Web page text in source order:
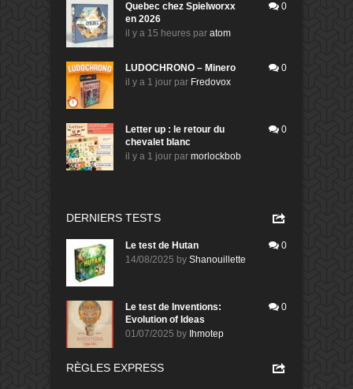
Quebec chez Spielworxx
en 2026
il y a 15 heures par atom
0
LUDOCHRONO – Minero
il y a 1 jour par Fredovox
0
Letter up : le retour du
chevalet blanc
il y a 1 jour par morlockbob
0
DERNIERS TESTS
Le test de Hutan
14/08/2025 by Shanouillette
0
Le test de Inventions:
Evolution of Ideas
01/07/2025 by Ihmotep
0
RÈGLES EXPRESS